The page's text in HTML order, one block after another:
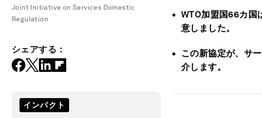
Joint Initiative on Services Domestic
Regulation
シェアする：
インパクト
WTO加盟国66カ国
意しました。
この新協定が、サ
介します。